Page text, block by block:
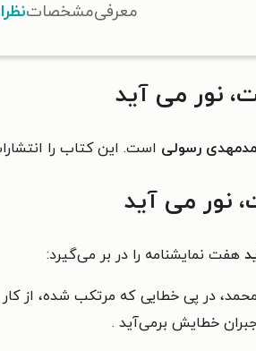
معرفیمشخصات
نور می آید
رسولی است. این کتاب را
نور می آید
هفت نمایشنامه را در بر می‌گیرد:
در پی خطایی که مرتکب شده، از
جبران خطایش برمی‌آید .